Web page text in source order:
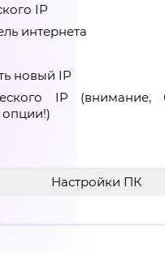
IP
интернета
новый IP
IP (внимание,
опции!)
Настройки ПК